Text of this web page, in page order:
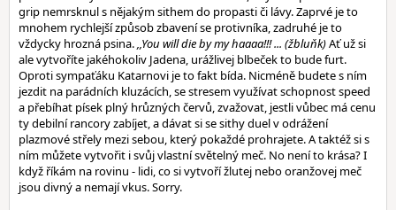
grip nemrsknul s nějakým sithem do propasti či lávy. Zaprvé je to
mnohem rychlejší způsob zbavení se protivníka, zadruhé je to
vždycky hrozná psina.,,You will die by my haaaa!!! ... (žbluňk)Ať už si
ale vytvoříte jakéhokoliv Jadena, urážlivej blbeček to bude furt.
Oproti sympaťáku Katarnovi je to fakt bída. Nicméně budete s ním
jezdit na parádních kluzácích, se stresem využívat schopnost speed
a přebíhat písek plný hrůzných červů, zvažovat, jestli vůbec má cenu
ty debilní rancory zabíjet, a dávat si se sithy duel v odrážení
plazmové střely mezi sebou, který pokaždé prohrajete. A taktéž si s
ním můžete vytvořit i svůj vlastní světelný meč. No není to krása? I
když říkám na rovinu - lidi, co si vytvoří žlutej nebo oranžovej meč
jsou divný a nemají vkus. Sorry.